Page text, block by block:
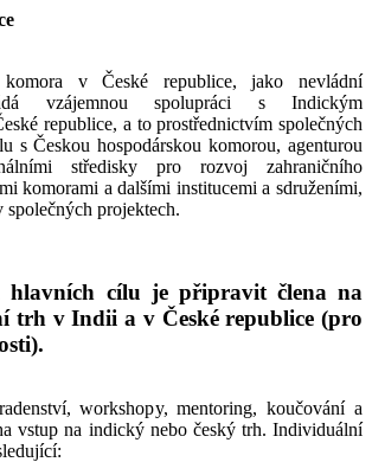
v České republice, jako nevládní
vzájemnou spolupráci s Indickým
republice, a to prostřednictvím společných
s Českou hospodárskou komorou, agenturou
středisky pro rozvoj zahraničního
komorami a dalšími institucemi a sdruženími,
společných projektech.
hlavních cílu je připravit člena na
trh v Indii a v České republice (pro
workshopy, mentoring, koučování a
vstup na indický nebo český trh. Individuální